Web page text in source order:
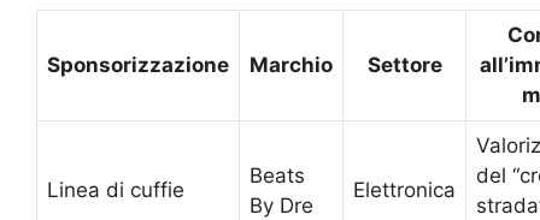
Sponsorizzazione Marchio Settore
Linea di cuffie
Beats
By Dre
Elettronica
del